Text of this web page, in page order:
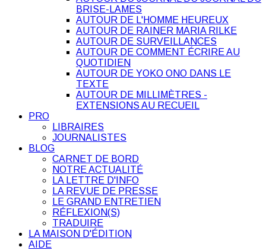
BRISE-LAMES
AUTOUR DE L'HOMME HEUREUX
AUTOUR DE RAINER MARIA RILKE
AUTOUR DE SURVEILLANCES
AUTOUR DE COMMENT ÉCRIRE AU
QUOTIDIEN
AUTOUR DE YOKO ONO DANS LE
TEXTE
AUTOUR DE MILLIMÈTRES -
EXTENSIONS AU RECUEIL
PRO
LIBRAIRES
JOURNALISTES
BLOG
CARNET DE BORD
NOTRE ACTUALITÉ
LA LETTRE D'INFO
LA REVUE DE PRESSE
LE GRAND ENTRETIEN
RÉFLEXION(S)
TRADUIRE
LA MAISON D'ÉDITION
AIDE